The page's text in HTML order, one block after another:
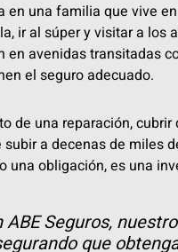
en una familia que vive
ir al súper y visitar a los
en avenidas transitadas
el seguro adecuado.
de una reparación,
subir a decenas de miles
una obligación, es una
ABE Seguros,
que